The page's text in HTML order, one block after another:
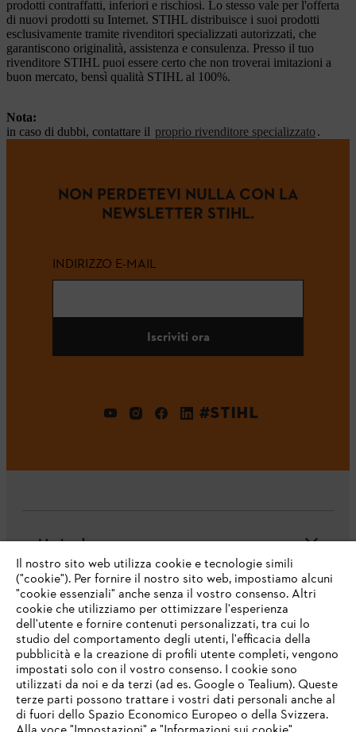
prodotti contraffatti, inferiori e rischiosi. Lo stesso vale per l'offerta
di nuovi prodotti su Internet. STIHL distribuisce i suoi prodotti
esclusivamente tramite rivenditori specializzati autorizzati, che
garantiscono originalità, assistenza e consulenza. Presso il tuo
rivenditore STIHL puoi essere certo che non troverai imitazioni a
buon mercato, bensì qualità STIHL al 100%.
Nota:
in caso di dubbi, contattare il proprio rivenditore specializzato .
NON PERDETEVI NULLA CON LA
NEWSLETTER STIHL.
INDIRIZZO E-MAIL
Iscriviti ora
#STIHL
L'azienda
Domande frequenti
Assistenza
IHR BROWSER WIRD NICHT
UNTERSTÜTZT
Il nostro sito web utilizza cookie e tecnologie simili
("cookie"). Per fornire il nostro sito web, impostiamo alcuni
"cookie essenziali" anche senza il vostro consenso. Altri
cookie che utilizziamo per ottimizzare l'esperienza
dell'utente e fornire contenuti personalizzati, tra cui lo
studio del comportamento degli utenti, l'efficacia della
pubblicità e la creazione di profili utente completi, vengono
impostati solo con il vostro consenso. I cookie sono
utilizzati da noi e da terzi (ad es. Google o Tealium). Queste
terze parti possono trattare i vostri dati personali anche al
di fuori dello Spazio Economico Europeo o della Svizzera.